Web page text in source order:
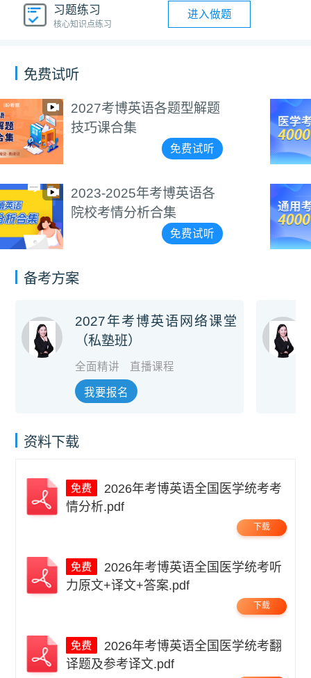
习题练习
核心知识点练习
进入做题
免费试听
医学考博4000+词汇朗读
免费试听
通用考博4000+词汇朗读
视频教程
免费试听
备考方案
2027年考博英语网络课堂
（私塾班）
全面精讲 直播课程
我要报名
资料下载
情分析.pdf
下载
力原文+译文+答案.pdf
下载
译题及参考译文.pdf